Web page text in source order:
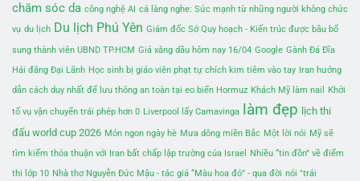
chăm sóc da công nghệ AI cả làng nghe: Sức mạnh từ những người không chức
vụ du lịch Du lịch Phú Yên Giám đốc Sở Quy hoạch - Kiến trúc được bầu bổ
sung thành viên UBND TP.HCM Giá xăng dầu hôm nay 16/04 Google Gành Đá Đĩa
Hải đăng Đại Lãnh Học sinh bị giáo viên phạt tự chích kim tiêm vào tay Iran hướng
dẫn cách duy nhất để lưu thông an toàn tại eo biển Hormuz Khách Mỹ làm nail Khởi
tố vụ vận chuyển trái phép hơn 0 Liverpool lấy Camavinga làm đẹp lịch thi
đấu world cup 2026 Món ngon ngày hè Mưa dông miền Bắc Một lời nói Mỹ sẽ
tìm kiếm thỏa thuận với Iran bất chấp lập trường của Israel
Nhiều “tin đồn” về điểm
thi lớp 10 Nhà thơ Nguyễn Đức Mậu - tác giả “Màu hoa đỏ” - qua đời nói "trải